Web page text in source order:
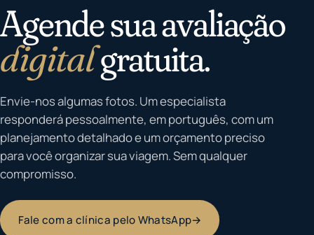
Agende sua avaliação
digitalgratuita.
Envie-nos algumas fotos. Um especialista
responderá pessoalmente, em português, com um
planejamento detalhado e um orçamento preciso
para você organizar sua viagem. Sem qualquer
compromisso.
Fale com a clínica pelo WhatsApp→